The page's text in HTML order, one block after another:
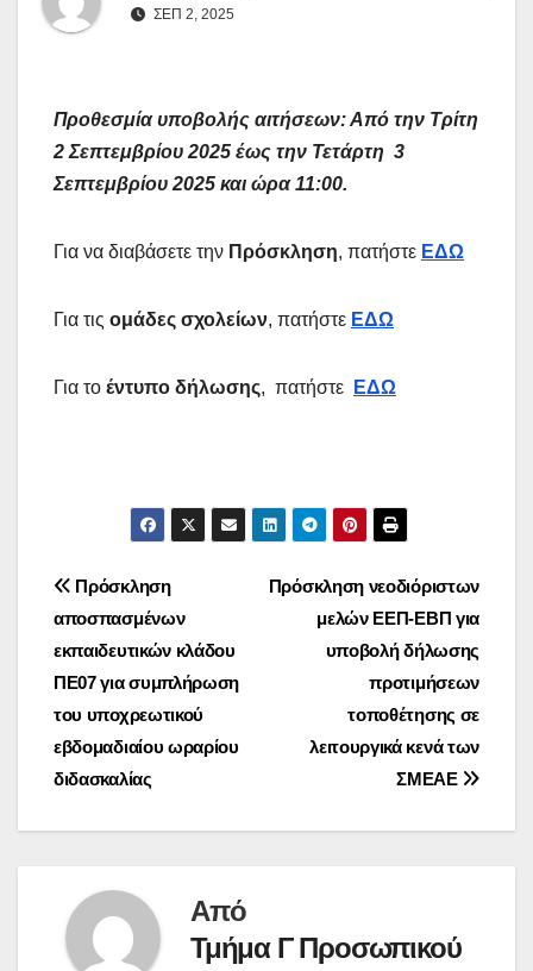
ΣΕΠ 2, 2025
Προθεσμία υποβολής αιτήσεων: Από την Τρίτη
2 Σεπτεμβρίου 2025 έως την Τετάρτη 3
Σεπτεμβρίου 2025 και ώρα 11:00.
Για να διαβάσετε την Πρόσκληση, πατήστε ΕΔΩ
Για τις ομάδες σχολείων, πατήστε ΕΔΩ
Για το έντυπο δήλωσης, πατήστε ΕΔΩ
Πλοήγηση
άρθρων
Πρόσκληση νεοδιόριστων
μελών ΕΕΠ-ΕΒΠ για
υποβολή δήλωσης
προτιμήσεων
τοποθέτησης σε
λειτουργικά κενά των
ΣΜΕΑΕ
Πρόσκληση
αποσπασμένων
εκπαιδευτικών κλάδου
ΠΕ07 για συμπλήρωση
του υποχρεωτικού
εβδομαδιαίου ωραρίου
διδασκαλίας
Από
Τμήμα Γ Προσωπικού